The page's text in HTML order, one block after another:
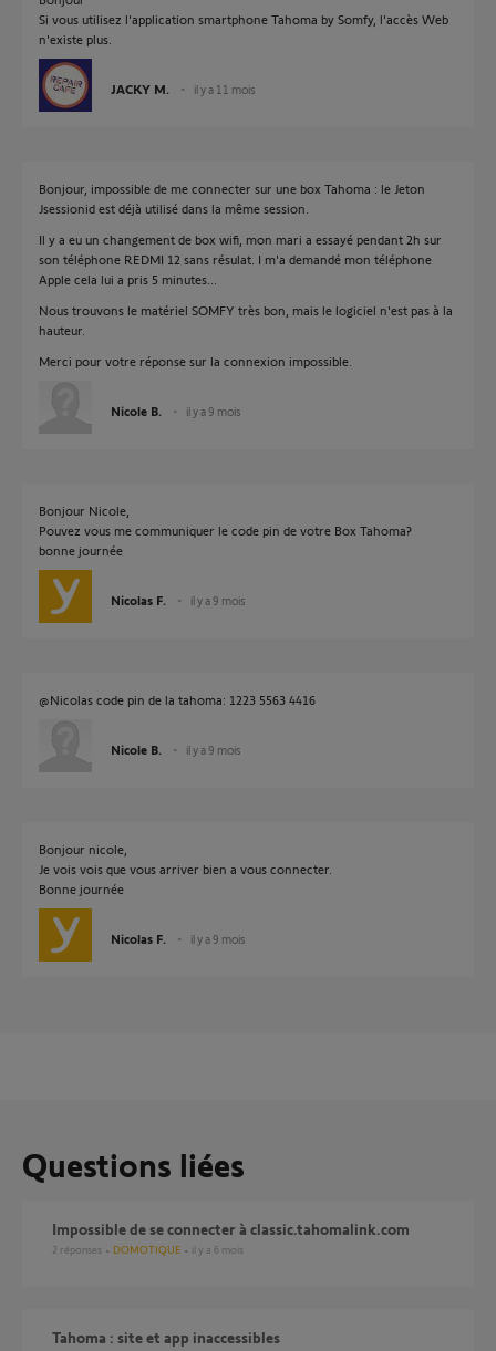
Si vous utilisez l'application smartphone Tahoma by Somfy, l'accès Web
n'existe plus.
JACKY M. il y a 11 mois
Bonjour, impossible de me connecter sur une box Tahoma : le Jeton
Jsessionid est déjà utilisé dans la même session.
Il y a eu un changement de box wifi, mon mari a essayé pendant 2h sur
son téléphone REDMI 12 sans résulat. I m'a demandé mon téléphone
Apple cela lui a pris 5 minutes...
Nous trouvons le matériel SOMFY très bon, mais le logiciel n'est pas à la
hauteur.
Merci pour votre réponse sur la connexion impossible.
Nicole B. il y a 9 mois
Bonjour Nicole,
Pouvez vous me communiquer le code pin de votre Box Tahoma?
bonne journée
Nicolas F. il y a 9 mois
@Nicolas code pin de la tahoma: 1223 5563 4416
Nicole B. il y a 9 mois
Bonjour nicole,
Je vois vois que vous arriver bien a vous connecter.
Bonne journée
Nicolas F. il y a 9 mois
Questions liées
Impossible de se connecter à classic.tahomalink.com
2 réponses DOMOTIQUE il y a 6 mois
Tahoma : site et app inaccessibles